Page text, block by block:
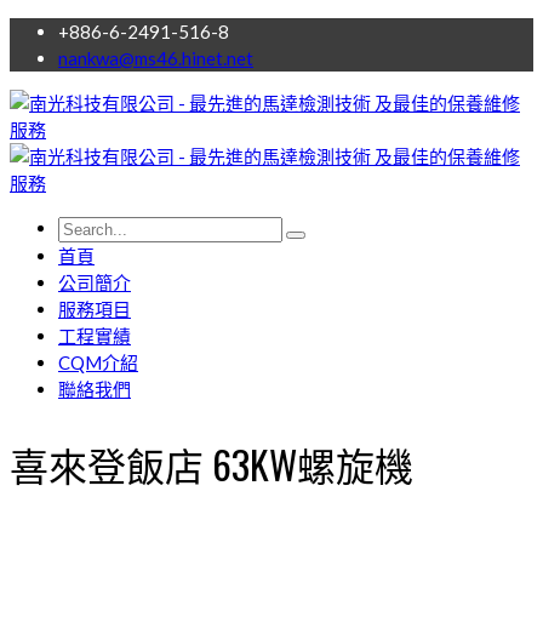
+886-6-2491-516-8
nankwa@ms46.hinet.net
首頁
公司簡介
服務項目
工程實績
CQM介紹
聯絡我們
喜來登飯店 63KW螺旋機